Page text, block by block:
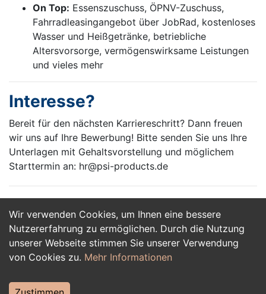
Wir verwenden Cookies, um Ihnen eine bessere
Nutzererfahrung zu ermöglichen. Durch die Nutzung
unserer Webseite stimmen Sie unserer Verwendung
von Cookies zu. Mehr Informationen
On Top: Essenszuschuss, ÖPNV-Zuschuss,
Fahrradleasingangebot über JobRad, kostenloses
Wasser und Heißgetränke, betriebliche
Altersvorsorge, vermögenswirksame Leistungen
und vieles mehr
Interesse?
Bereit für den nächsten Karriereschritt? Dann freuen
wir uns auf Ihre Bewerbung! Bitte senden Sie uns Ihre
Unterlagen mit Gehaltsvorstellung und möglichem
Starttermin an: hr@psi-products.de
Jetzt Bewerben